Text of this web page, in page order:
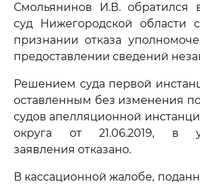
Смольянинов И.В. обратился
суд Нижегородской области
признании отказа
предоставлении сведений
Решением суда первой
оставленным без изменения
судов апелляционной
округа от 21.06.2019, в
заявления отказано.
В кассационной жалобе,